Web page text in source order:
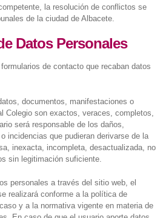
la resolución de conflictos se
de la ciudad de Albacete.
Datos Personales
de contacto que recaban datos
documentos, manifestaciones o
Colegio son exactos, veraces, completos,
será responsable de los daños,
incidencias que pudieran derivarse de la
inexacta, incompleta, desactualizada, no
sin legitimación suficiente.
personales a través del sitio web, el
realizará conforme a la política de
y a la normativa vigente en materia de